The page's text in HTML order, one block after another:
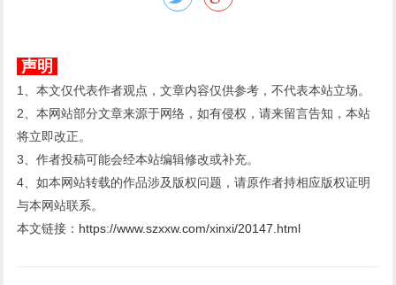
声明
1、本文仅代表作者观点，文章内容仅供参考，不代表本站立场。
2、本网站部分文章来源于网络，如有侵权，请来留言告知，本站
将立即改正。
3、作者投稿可能会经本站编辑修改或补充。
4、如本网站转载的作品涉及版权问题，请原作者持相应版权证明
与本网站联系。
本文链接： https://www.szxxw.com/xinxi/20147.html